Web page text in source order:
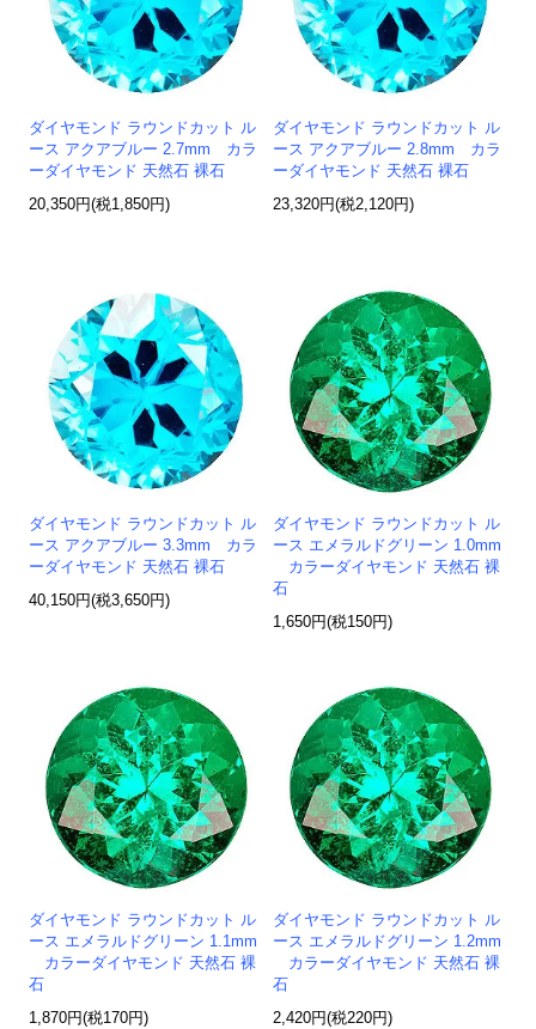
ダイヤモンド ラウンドカット ル
ース アクアブルー 2.7mm カラ
ーダイヤモンド 天然石 裸石
20,350円(税1,850円)
ダイヤモンド ラウンドカット ル
ース アクアブルー 2.8mm カラ
ーダイヤモンド 天然石 裸石
23,320円(税2,120円)
ダイヤモンド ラウンドカット ル
ース アクアブルー 3.3mm カラ
ーダイヤモンド 天然石 裸石
40,150円(税3,650円)
ダイヤモンド ラウンドカット ル
ース エメラルドグリーン 1.0mm
カラーダイヤモンド 天然石 裸
石
1,650円(税150円)
ダイヤモンド ラウンドカット ル
ース エメラルドグリーン 1.1mm
カラーダイヤモンド 天然石 裸
石
1,870円(税170円)
ダイヤモンド ラウンドカット ル
ース エメラルドグリーン 1.2mm
カラーダイヤモンド 天然石 裸
石
2,420円(税220円)